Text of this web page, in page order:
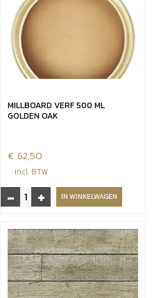
500
aantal
MILLBOARD VERF 500 ML
GOLDEN OAK
€ 62,50
incl. BTW
-
Millboard
verf
ml
Golden
oak
aantal
+ IN WINKELWAGEN